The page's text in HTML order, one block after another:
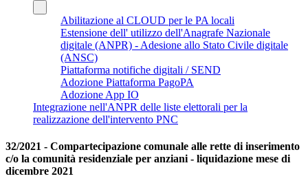
Abilitazione al CLOUD per le PA locali
Estensione dell' utilizzo dell'Anagrafe Nazionale
digitale (ANPR) - Adesione allo Stato Civile digitale
(ANSC)
Piattaforma notifiche digitali / SEND
Adozione Piattaforma PagoPA
Adozione App IO
Integrazione nell'ANPR delle liste elettorali per la
realizzazione dell'intervento PNC
32/2021 - Compartecipazione comunale alle rette di inserimento
c/o la comunità residenziale per anziani - liquidazione mese di
dicembre 2021